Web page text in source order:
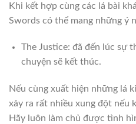
Khi kết hợp cùng các lá bài
Swords có thể mang những ý
The Justice: đã đến lúc sự
chuyện sẽ kết thúc.
Nếu cùng xuất hiện những lá
xảy ra rất nhiều xung đột nếu
Hãy luôn làm chủ được tình